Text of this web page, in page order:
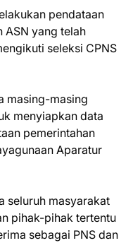
pendataan
ASN yang telah
seleksi CPNS
masing-masing
menyiapkan data
pemerintahan
Aparatur
seluruh masyarakat
pihak-pihak tertentu
sebagai PNS dan